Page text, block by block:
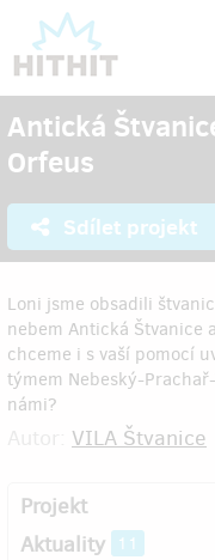
Antická
Orfeus
Sdílet projekt
Loni jsme obsadili
nebem Antická Štvanice
chceme i s vaší pomocí
týmem Nebeský-
námi?
VILA Štvanice
Projekt
Aktuality
11